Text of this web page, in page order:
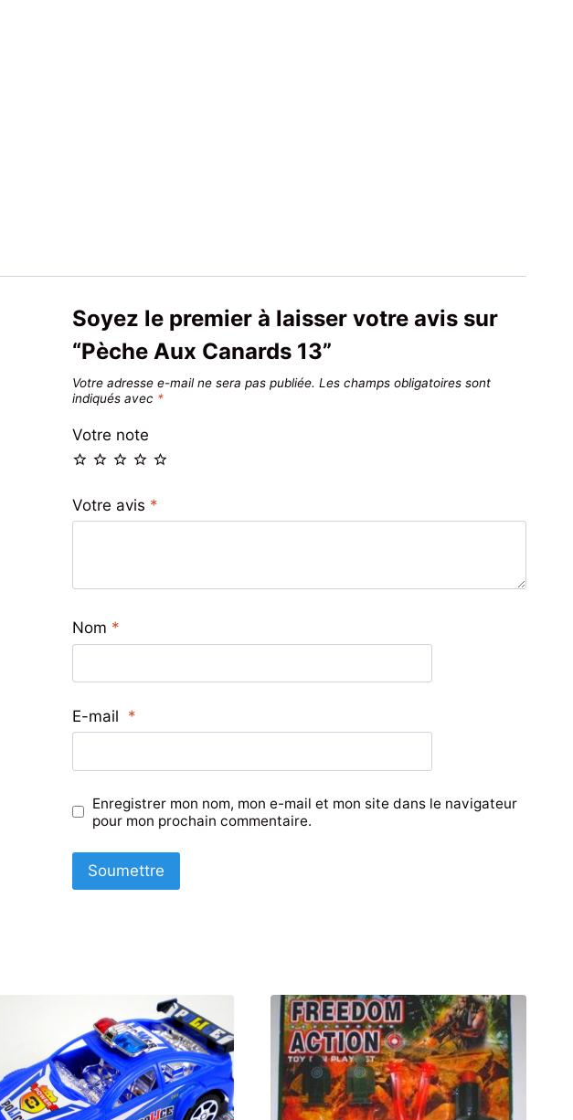
Soyez le premier à laisser votre avis sur
“Pèche Aux Canards 13”
Votre adresse e-mail ne sera pas publiée. Les champs obligatoires sont
indiqués avec *
Votre note
Votre avis *
Nom *
E-mail *
Enregistrer mon nom, mon e-mail et mon site dans le navigateur
pour mon prochain commentaire.